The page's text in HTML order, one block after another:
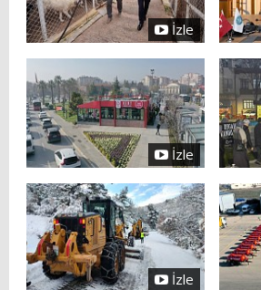
İzle
İzle
İzle